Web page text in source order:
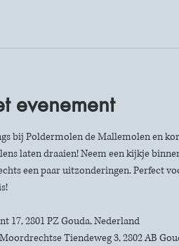
evenement
bij Poldermolen de Mallemolen en
laten draaien! Neem een kijkje
een paar uitzonderingen. Perfect
17, 2801 PZ Gouda, Nederland
Tiendeweg 3, 2802 AB